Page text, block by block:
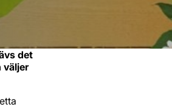
det
väljer